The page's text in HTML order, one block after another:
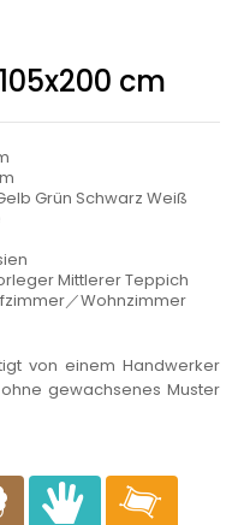
cm
Grün Schwarz Weiß
Mittlerer Teppich
／Wohnzimmer
von einem Handwerker
gewachsenes Muster
c h